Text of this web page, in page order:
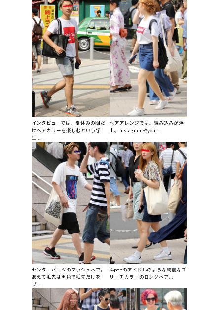
インタビューでは、夏休みの間だ
けヘアカラーを楽しむという学
生...
ヘアアレンジでは、編み込みが浮
上。instagramやyou...
センターパーツのマッシュヘア。
あえて毛先は黒色で毛先だけを
ブ...
K-popのアイドルのような綺麗なブ
リーチカラーのロングヘア...